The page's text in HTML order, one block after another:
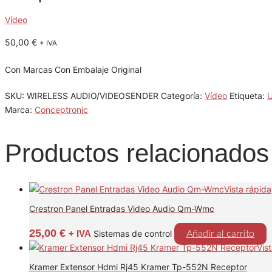
Vídeo
50,00 € + IVA
Con Marcas Con Embalaje Original
SKU: WIRELESS AUDIO/VIDEOSENDER Categoría: Vídeo Etiqueta:
Marca: Conceptronic
Productos relacionados
Vista rápida
Crestron Panel Entradas Video Audio Qm-Wmc
25,00 € + IVA Sistemas de control Añadir al carrito
Kramer Extensor Hdmi Rj45 Kramer Tp-552N Receptor